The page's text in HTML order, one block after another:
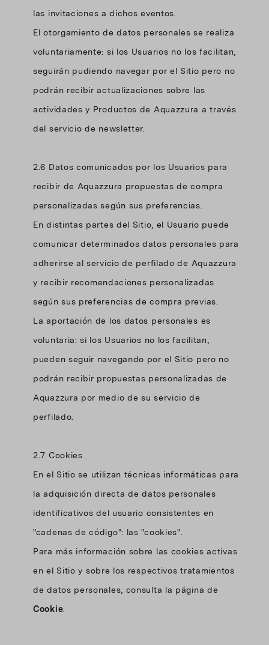
las invitaciones a dichos eventos.
El otorgamiento de datos personales se realiza
voluntariamente: si los Usuarios no los facilitan,
seguirán pudiendo navegar por el Sitio pero no
podrán recibir actualizaciones sobre las
actividades y Productos de Aquazzura a través
del servicio de newsletter.
2.6 Datos comunicados por los Usuarios para
recibir de Aquazzura propuestas de compra
personalizadas según sus preferencias.
En distintas partes del Sitio, el Usuario puede
comunicar determinados datos personales para
adherirse al servicio de perfilado de Aquazzura
y recibir recomendaciones personalizadas
según sus preferencias de compra previas.
La aportación de los datos personales es
voluntaria: si los Usuarios no los facilitan,
pueden seguir navegando por el Sitio pero no
podrán recibir propuestas personalizadas de
Aquazzura por medio de su servicio de
perfilado.
2.7 Cookies
En el Sitio se utilizan técnicas informáticas para
la adquisición directa de datos personales
identificativos del usuario consistentes en
"cadenas de código": las "cookies".
Para más información sobre las cookies activas
en el Sitio y sobre los respectivos tratamientos
de datos personales, consulta la página de
Cookie